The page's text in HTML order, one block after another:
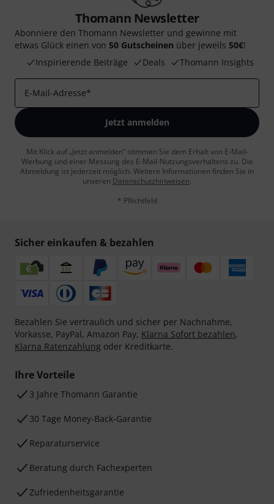
Thomann Newsletter
Abonniere den Thomann Newsletter und gewinne mit
etwas Glück einen von 50 Gutscheinen über jeweils 50€!
Inspirierende Beiträge
Deals Thomann Insights
E-Mail-Adresse*
Jetzt anmelden
Mit Klick auf „Jetzt anmelden“ stimmen Sie dem Erhalt von E-Mail-
Werbung und einer Messung des E-Mail-Nutzungsverhaltens zu. Die
Abmeldung ist jederzeit möglich. Weitere Informationen finden Sie in
unseren Datenschutzhinweisen.
* Pflichtfeld
Sicher einkaufen & bezahlen
Bezahlen Sie vertraulich und sicher per Nachnahme,
Vorkasse, PayPal, Amazon Pay, Klarna Sofort bezahlen,
Klarna Ratenzahlung oder Kreditkarte.
Ihre Vorteile
3 Jahre Thomann Garantie
30 Tage Money-Back-Garantie
Reparaturservice
Beratung durch Fachexperten
Zufriedenheitsgarantie